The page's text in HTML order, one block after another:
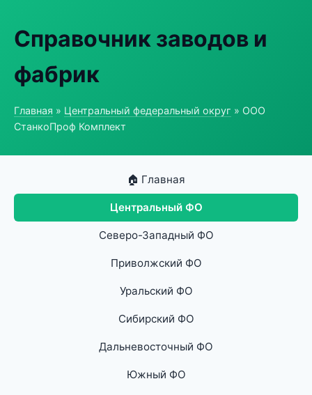
Справочник заводов и
фабрик
Главная » Центральный федеральный округ » ООО
СтанкоПроф Комплект
🏠 Главная
Центральный ФО
Северо-Западный ФО
Приволжский ФО
Уральский ФО
Сибирский ФО
Дальневосточный ФО
Южный ФО